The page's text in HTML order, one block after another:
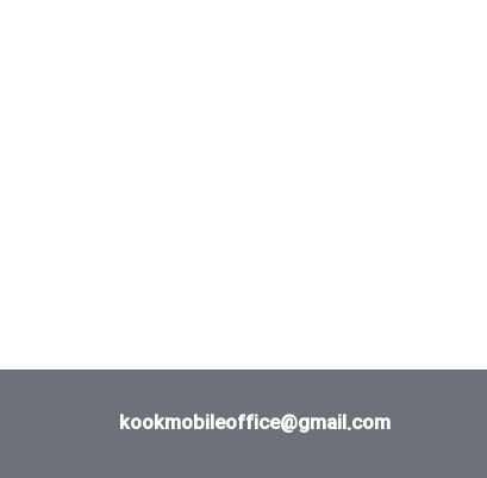
kookmobileoffice@gmail.com